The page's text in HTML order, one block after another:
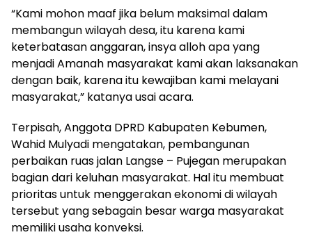
“Kami mohon maaf jika belum maksimal dalam
membangun wilayah desa, itu karena kami
keterbatasan anggaran, insya alloh apa yang
menjadi Amanah masyarakat kami akan laksanakan
dengan baik, karena itu kewajiban kami melayani
masyarakat,” katanya usai acara.
Terpisah, Anggota DPRD Kabupaten Kebumen,
Wahid Mulyadi mengatakan, pembangunan
perbaikan ruas jalan Langse – Pujegan merupakan
bagian dari keluhan masyarakat. Hal itu membuat
prioritas untuk menggerakan ekonomi di wilayah
tersebut yang sebagain besar warga masyarakat
memiliki usaha konveksi.